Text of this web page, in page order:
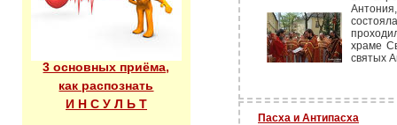
3 основных приёма,
как распознать
И Н С У Л Ь Т
храме
святых
Пасха и Антипасха